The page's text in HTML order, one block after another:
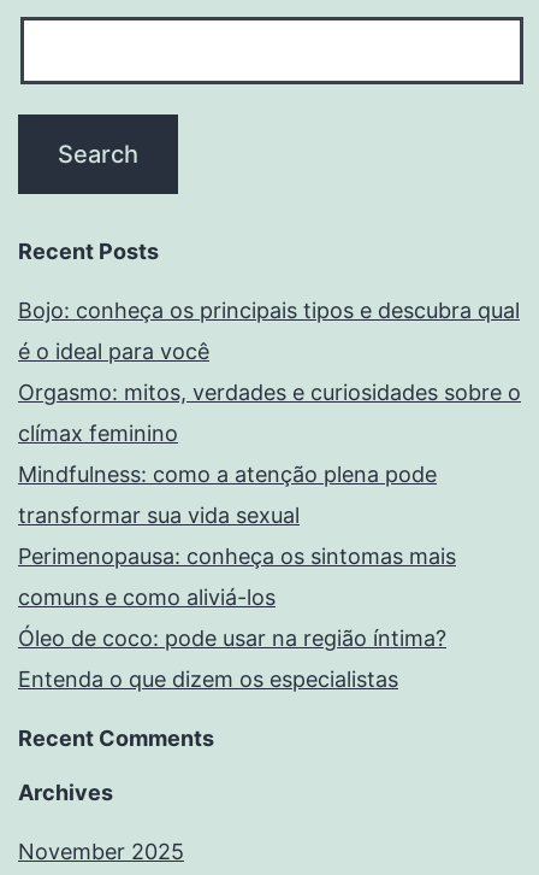
Recent Posts
Bojo: conheça os principais tipos e descubra qual
é o ideal para você
Orgasmo: mitos, verdades e curiosidades sobre o
clímax feminino
Mindfulness: como a atenção plena pode
transformar sua vida sexual
Perimenopausa: conheça os sintomas mais
comuns e como aliviá-los
Óleo de coco: pode usar na região íntima?
Entenda o que dizem os especialistas
Recent Comments
Archives
November 2025